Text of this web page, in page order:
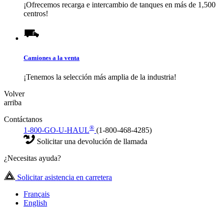
¡Ofrecemos recarga e intercambio de tanques en más de 1,500
centros!
Camiones a la venta
¡Tenemos la selección más amplia de la industria!
Volver
arriba
Contáctanos
1-800-GO-U-HAUL® (1-800-468-4285)
Solicitar una devolución de llamada
¿Necesitas ayuda?
Solicitar asistencia en carretera
Français
English